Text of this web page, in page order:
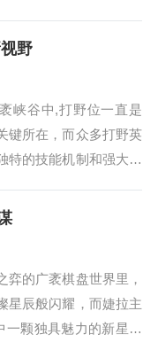
尤其是想知道lol美猴王
年，当时，拳头游戏
野
峡谷中,打野位一直是
键所在，而众多打野英
特的技能机制和强大的
“梦魇打野视频”，正如
一个梦魇打野的专属
弈的广袤棋盘世界里，
星辰般闪耀，而婕拉主
一颗独具魅力的新星，